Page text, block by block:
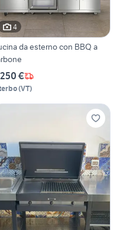
4
da esterno con BBQ a
€
(VT)